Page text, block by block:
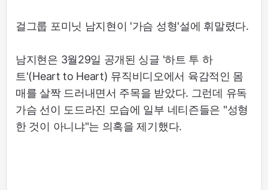
걸그룹 포미닛 남지현이 '가슴 성형'설에 휘말렸다.
남지현은 3월29일 공개된 싱글 '하트 투 하
트'(Heart to Heart) 뮤직비디오에서 육감적인 몸
매를 살짝 드러내면서 주목을 받았다. 그런데 유독
가슴 선이 도드라진 모습에 일부 네티즌들은 "성형
한 것이 아니냐"는 의혹을 제기했다.